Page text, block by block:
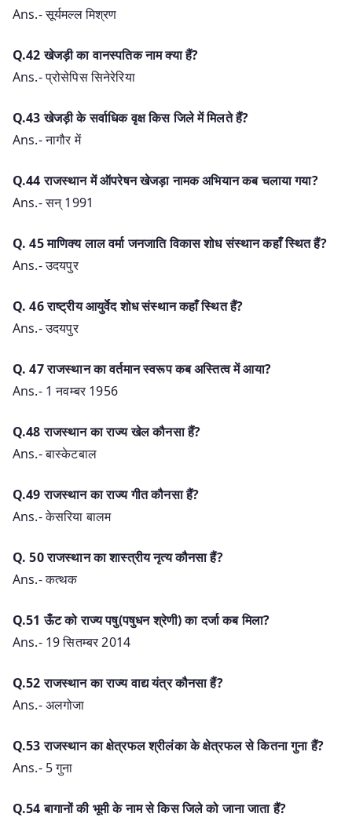
Ans.- सूर्यमल्ल मिश्रण
Q.42 खेजड़ी का वानस्पतिक नाम क्या हैं?
Ans.- प्रोसेपिस सिनेरेरिया
Q.43 खेजड़ी के सर्वाधिक वृक्ष किस जिले में मिलते हैं?
Ans.- नागौर में
Q.44 राजस्थान में ऑपरेषन खेजड़ा नामक अभियान कब चलाया गया?
Ans.- सन् 1991
Q. 45 माणिक्य लाल वर्मा जनजाति विकास शोध संस्थान कहाँ स्थित हैं?
Ans.- उदयपुर
Q. 46 राष्ट्रीय आयुर्वेद शोध संस्थान कहाँ स्थित हैं?
Ans.- उदयपुर
Q. 47 राजस्थान का वर्तमान स्वरूप कब अस्तित्व में आया?
Ans.- 1 नवम्बर 1956
Q.48 राजस्थान का राज्य खेल कौनसा हैं?
Ans.- बास्केटबाल
Q.49 राजस्थान का राज्य गीत कौनसा हैं?
Ans.- केसरिया बालम
Q. 50 राजस्थान का शास्त्रीय नृत्य कौनसा हैं?
Ans.- कत्थक
Q.51 ऊँट को राज्य पषु(पषुधन श्रेणी) का दर्जा कब मिला?
Ans.- 19 सितम्बर 2014
Q.52 राजस्थान का राज्य वाद्य यंत्र कौनसा हैं?
Ans.- अलगोजा
Q.53 राजस्थान का क्षेत्रफल श्रीलंका के क्षेत्रफल से कितना गुना हैं?
Ans.- 5 गुना
Q.54 बागानों की भूमी के नाम से किस जिले को जाना जाता हैं?